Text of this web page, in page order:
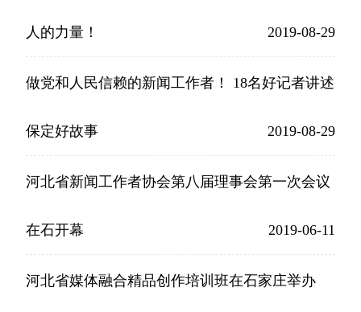
人的力量！ 2019-08-29
做党和人民信赖的新闻工作者！ 18名好记者讲述
保定好故事 2019-08-29
河北省新闻工作者协会第八届理事会第一次会议
在石开幕 2019-06-11
河北省媒体融合精品创作培训班在石家庄举办